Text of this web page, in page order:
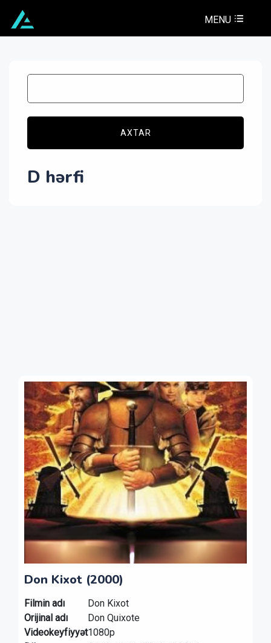
MENU
AXTAR
D hərfi
Don Kixot (2000)
Filmin adı
Don Kixot
Orijinal adı
Don Quixote
Videokeyfiyyət1080p